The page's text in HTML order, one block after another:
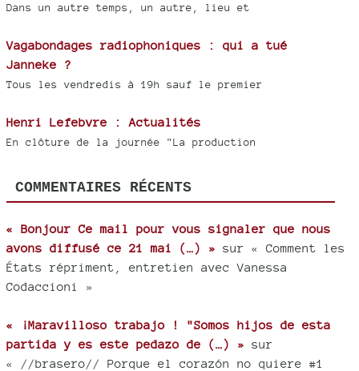
Dans un autre temps, un autre, lieu et
Vagabondages radiophoniques : qui a tué
Janneke ?
Tous les vendredis à 19h sauf le premier
Henri Lefebvre : Actualités
En clôture de la journée "La production
COMMENTAIRES RÉCENTS
« Bonjour Ce mail pour vous signaler que nous
avons diffusé ce 21 mai (…) » sur « Comment les
États répriment, entretien avec Vanessa
Codaccioni »
« ¡Maravilloso trabajo ! "Somos hijos de esta
partida y es este pedazo de (…) » sur
« //brasero// Porque el corazón no quiere #1